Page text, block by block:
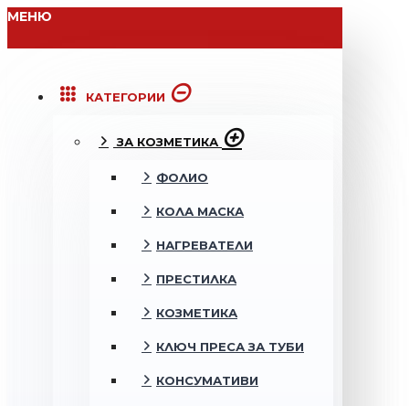
МЕНЮ
КАТЕГОРИИ
ЗА КОЗМЕТИКА
ФОЛИО
КОЛА МАСКА
НАГРЕВАТЕЛИ
ПРЕСТИЛКА
КОЗМЕТИКА
КЛЮЧ ПРЕСА ЗА ТУБИ
КОНСУМАТИВИ